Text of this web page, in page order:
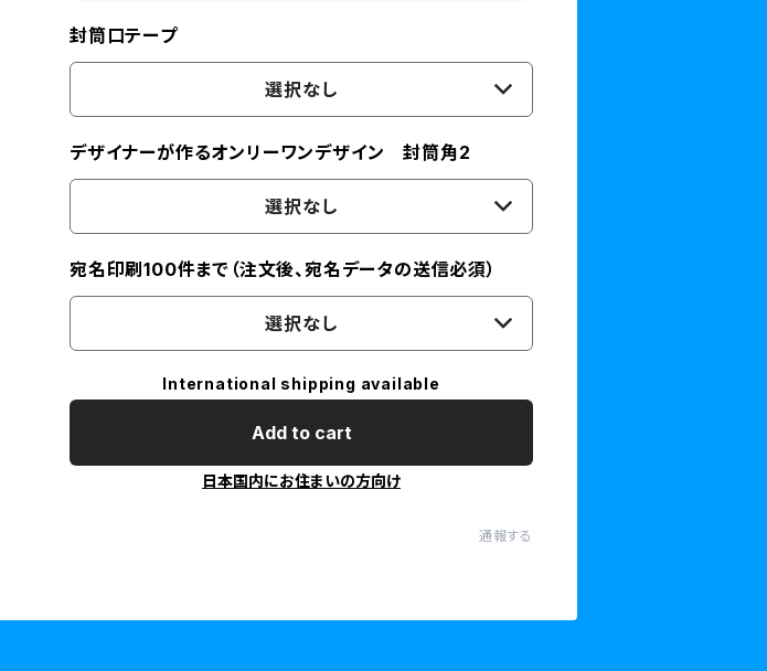
封筒口テープ
選択なし
デザイナーが作るオンリーワンデザイン 封筒角2
選択なし
宛名印刷100件まで（注文後、宛名データの送信必須）
選択なし
International shipping available
Add to cart
日本国内にお住まいの方向け
通報する